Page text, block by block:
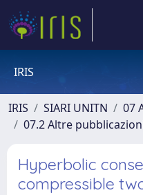
IRIS
IRIS SIARI UNITN
07
07.2 Altre
Hyperbolic
compressible